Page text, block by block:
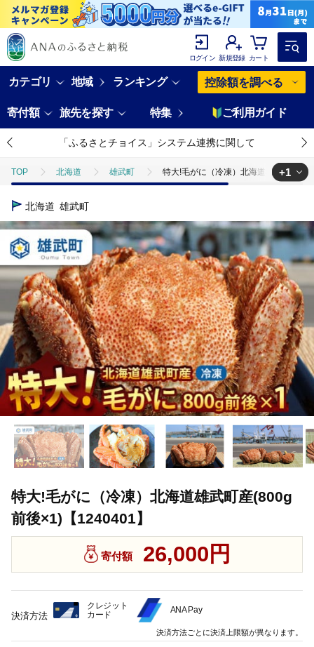
ログイン 新規登録 カート
カテゴリ 地域 ランキング 控除額を調べる
寄付額 旅先を探す 特集 ご利用ガイド
「ふるさとチョイス」システム連携に関して
TOP 北海道 雄武町 特大!毛がに（冷凍）北海道雄武町産
TOP
+1
北海道 雄武町
特大!毛がに（冷凍）北海道雄武町産(800g
前後×1)【1240401】
寄付額 26,000円
決済方法
クレジット
カード
ANA Pay
決済方法ごとに決済上限額が異なります。